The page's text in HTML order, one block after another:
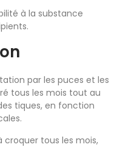
à la substance
par les puces et les
tous les mois tout au
tiques, en fonction
tous les mois,